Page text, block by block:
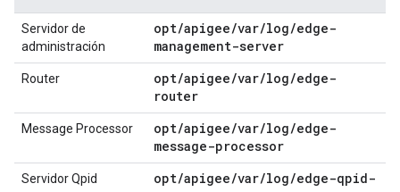
Servidor de
administración
opt/apigee/var/log/edge-
management-server
Router
opt/apigee/var/log/edge-
router
Message Processor
opt/apigee/var/log/edge-
message-processor
Servidor Qpid
opt/apigee/var/log/edge-qpid-